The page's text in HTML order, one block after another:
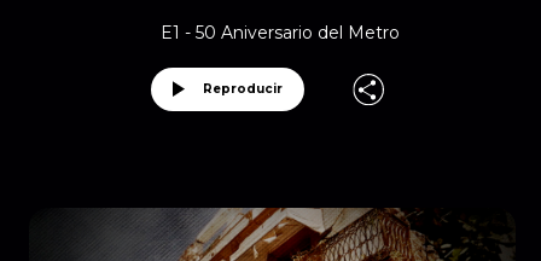
E1 - 50 Aniversario del Metro
Reproducir